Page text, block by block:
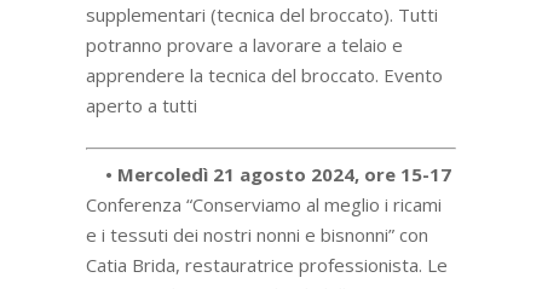
supplementari (tecnica del broccato). Tutti
potranno provare a lavorare a telaio e
apprendere la tecnica del broccato. Evento
aperto a tutti
• Mercoledì 21 agosto 2024, ore 15-17
Conferenza “Conserviamo al meglio i ricami
e i tessuti dei nostri nonni e bisnonni” con
Catia Brida, restauratrice professionista. Le